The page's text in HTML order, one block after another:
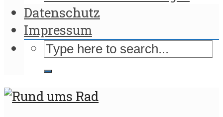
Datenschutz
Impressum